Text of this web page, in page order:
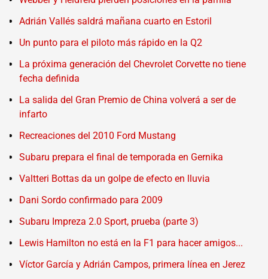
Adrián Vallés saldrá mañana cuarto en Estoril
Un punto para el piloto más rápido en la Q2
La próxima generación del Chevrolet Corvette no tiene
fecha definida
La salida del Gran Premio de China volverá a ser de
infarto
Recreaciones del 2010 Ford Mustang
Subaru prepara el final de temporada en Gernika
Valtteri Bottas da un golpe de efecto en lluvia
Dani Sordo confirmado para 2009
Subaru Impreza 2.0 Sport, prueba (parte 3)
Lewis Hamilton no está en la F1 para hacer amigos...
Víctor García y Adrián Campos, primera línea en Jerez